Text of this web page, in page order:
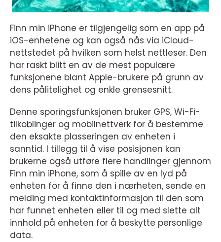
Finn min iPhone er tilgjengelig som en app på
iOS-enhetene og kan også nås via iCloud-
nettstedet på hvilken som helst nettleser. Den
har raskt blitt en av de mest populære
funksjonene blant Apple-brukere på grunn av
dens pålitelighet og enkle grensesnitt.
Denne sporingsfunksjonen bruker GPS, Wi-Fi-
tilkoblinger og mobilnettverk for å bestemme
den eksakte plasseringen av enheten i
sanntid. I tillegg til å vise posisjonen kan
brukerne også utføre flere handlinger gjennom
Finn min iPhone, som å spille av en lyd på
enheten for å finne den i nærheten, sende en
melding med kontaktinformasjon til den som
har funnet enheten eller til og med slette alt
innhold på enheten for å beskytte personlige
data.